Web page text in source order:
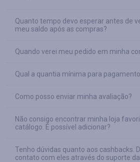
Quanto tempo devo esperar antes de
meu saldo após as compras?
Quando verei meu pedido em minha
Qual a quantia mínima para
Como posso enviar minha avaliação?
Não consigo encontrar minha loja
catálogo. É possível adicionar?
Tenho dúvidas quanto aos cashbacks.
contato com eles através do suporte